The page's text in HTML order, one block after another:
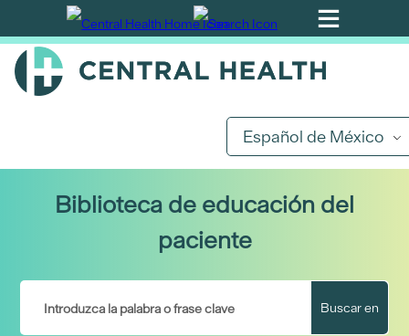
Ir
al
contenido
Español de México
Biblioteca de educación del
paciente
Buscar en